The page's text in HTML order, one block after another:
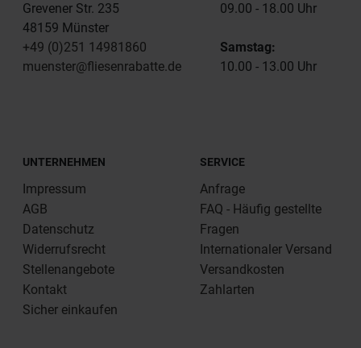
Grevener Str. 235
48159 Münster
+49 (0)251 14981860
muenster@fliesenrabatte.de
09.00 - 18.00 Uhr
Samstag:
10.00 - 13.00 Uhr
UNTERNEHMEN
Impressum
AGB
Datenschutz
Widerrufsrecht
Stellenangebote
Kontakt
Sicher einkaufen
SERVICE
Anfrage
FAQ - Häufig gestellte
Fragen
Internationaler Versand
Versandkosten
Zahlarten